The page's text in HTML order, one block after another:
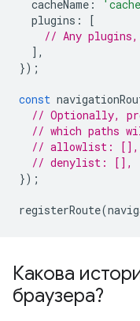
cacheName :
plugins :
[
// Any
],
});
const
// Optionally,
// which paths
// allowlist: [],
// denylist: [],
});
registerRoute(
Какова
браузера?